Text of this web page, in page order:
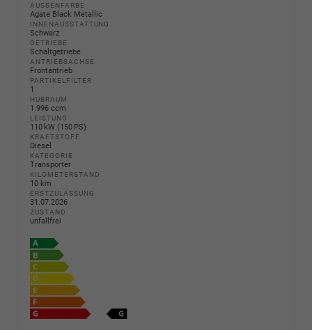
AUSSENFARBE
Agate Black Metallic
INNENAUSSTATTUNG
Schwarz
GETRIEBE
Schaltgetriebe
ANTRIEBSACHSE
Frontantrieb
PARTIKELFILTER
1
HUBRAUM
1.996 ccm
LEISTUNG
110 kW (150 PS)
KRAFTSTOFF
Diesel
KATEGORIE
Transporter
KILOMETERSTAND
10 km
ERSTZULASSUNG
31.07.2026
ZUSTAND
unfallfrei